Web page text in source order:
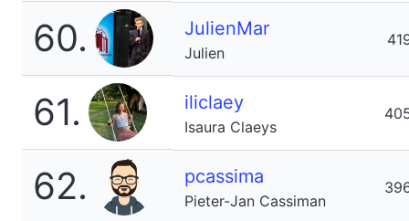
60. JulienMar
Julien
61. iliclaey
Isaura Claeys
62. pcassima
Pieter-Jan Cassiman